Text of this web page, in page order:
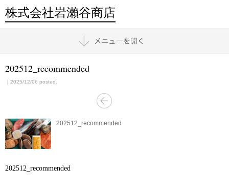
株式会社岩瀨谷商店
202512_recommended
｜2025/12/06 posted.
202512_recommended
202512_recommended